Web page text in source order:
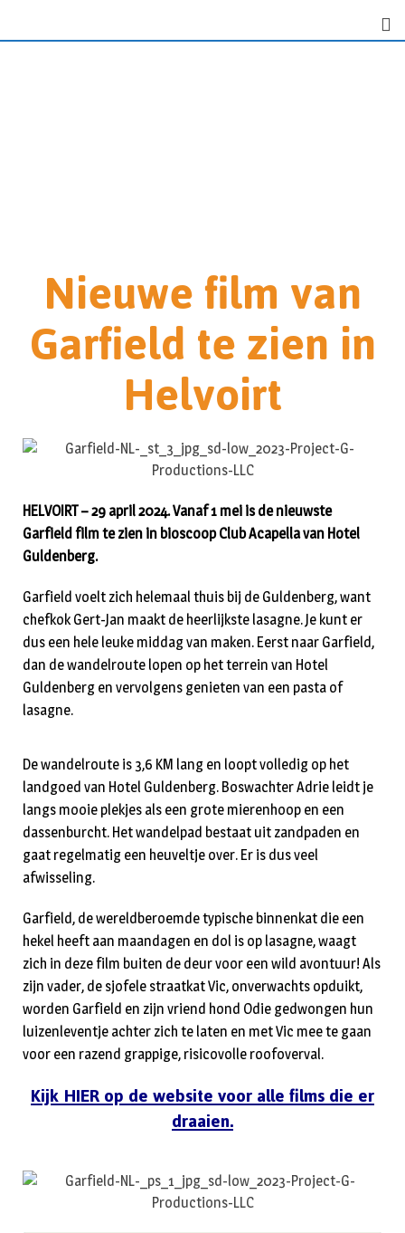
Nieuwe film van
Garfield te zien in
Helvoirt
HELVOIRT – 29 april 2024. Vanaf 1 mei is de nieuwste
Garfield film te zien in bioscoop Club Acapella van Hotel
Guldenberg.
Garfield voelt zich helemaal thuis bij de Guldenberg, want
chefkok Gert-Jan maakt de heerlijkste lasagne. Je kunt er
dus een hele leuke middag van maken. Eerst naar Garfield,
dan de wandelroute lopen op het terrein van Hotel
Guldenberg en vervolgens genieten van een pasta of
lasagne.
De wandelroute is 3,6 KM lang en loopt volledig op het
landgoed van Hotel Guldenberg. Boswachter Adrie leidt je
langs mooie plekjes als een grote mierenhoop en een
dassenburcht. Het wandelpad bestaat uit zandpaden en
gaat regelmatig een heuveltje over. Er is dus veel
afwisseling.
Garfield, de wereldberoemde typische binnenkat die een
hekel heeft aan maandagen en dol is op lasagne, waagt
zich in deze film buiten de deur voor een wild avontuur! Als
zijn vader, de sjofele straatkat Vic, onverwachts opduikt,
worden Garfield en zijn vriend hond Odie gedwongen hun
luizenleventje achter zich te laten en met Vic mee te gaan
voor een razend grappige, risicovolle roofoverval.
Kijk HIER op de website voor alle films die er
draaien.